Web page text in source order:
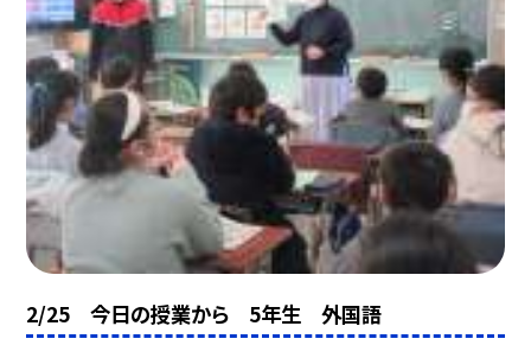
2/25 今日の授業から 5年生 外国語